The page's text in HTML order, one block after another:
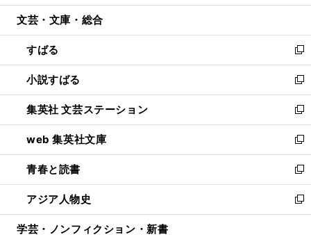
開
ウ
開
く
ン
ウ
で
開
く
ウ
ン
ド
ウ
で
開
く
文芸・文庫・総合
すばる
新
し
い
ウ
ィ
ン
ド
ウ
で
開
く
小説すばる
新
し
い
ウ
ィ
ン
ド
ウ
で
開
集英社 文芸ステーション
新
し
い
ウ
ィ
ン
ド
ウ
web 集英社文庫
新
し
い
ウ
ィ
ン
青春と読書
新
し
い
ウ
アジア人物史
新
し
学芸・ノンフィクション・新書